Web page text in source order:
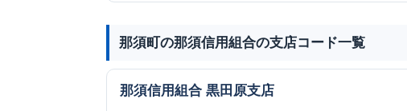
那須町の那須信用組合の支店コード一覧
那須信用組合 黒田原支店